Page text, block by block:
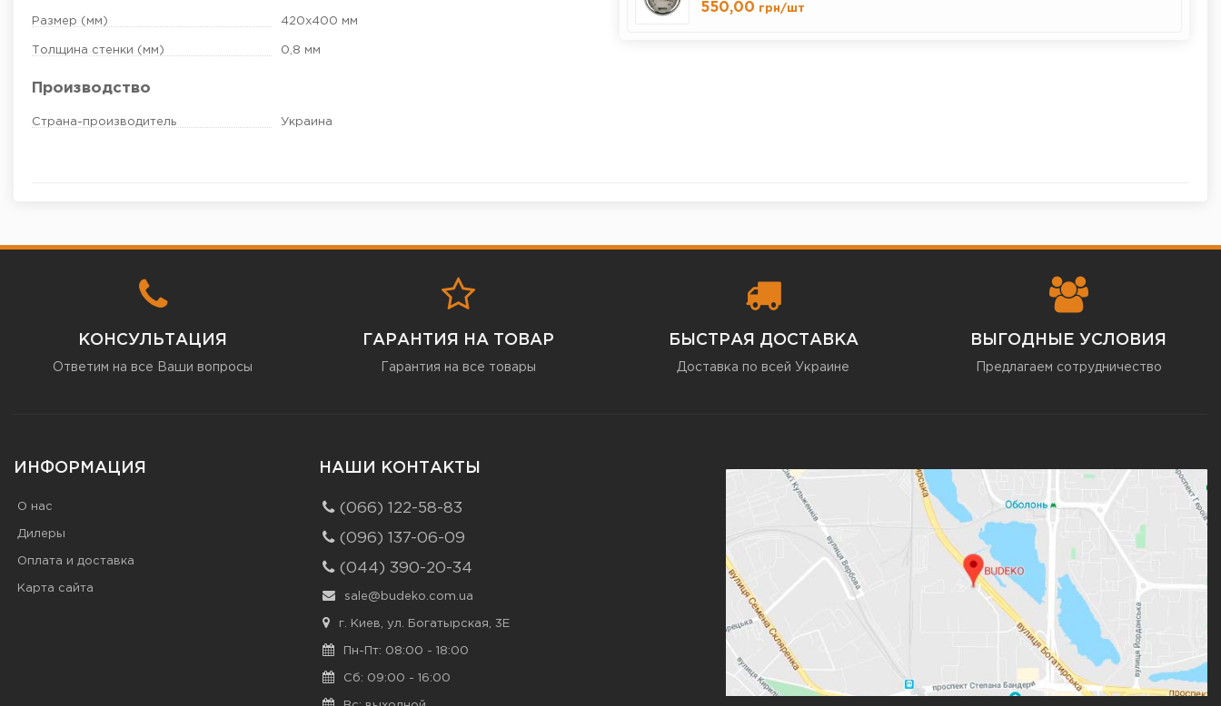
Размер (мм) 420х400 мм
Толщина стенки (мм) 0,8 мм
Производство
Страна-производитель Украина
550,00 грн/шт
КОНСУЛЬТАЦИЯ
Ответим на все Ваши вопросы
ГАРАНТИЯ НА ТОВАР
Гарантия на все товары
БЫСТРАЯ ДОСТАВКА
Доставка по всей Украине
ВЫГОДНЫЕ УСЛОВИЯ
Предлагаем сотрудничество
ИНФОРМАЦИЯ
О нас
Дилеры
Оплата и доставка
Карта сайта
НАШИ КОНТАКТЫ
(066) 122-58-83
(096) 137-06-09
(044) 390-20-34
sale@budeko.com.ua
г. Киев, ул. Богатырская, 3Е
Пн-Пт: 08:00 - 18:00
Сб: 09:00 - 16:00